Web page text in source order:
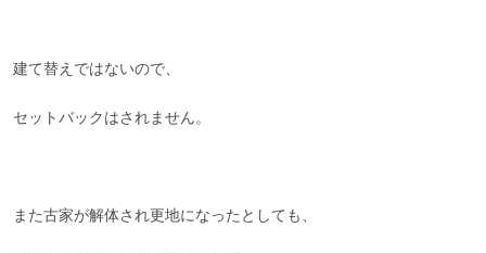
建て替えではないので、
セットバックはされません。
また古家が解体され更地になったとしても、